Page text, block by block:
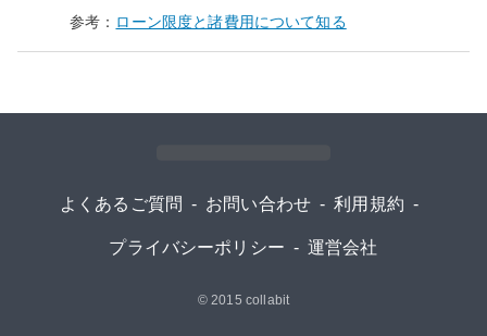
参考： ローン限度と諸費用について知る
よくあるご質問 - お問い合わせ - 利用規約 -
プライバシーポリシー - 運営会社
© 2015 collabit